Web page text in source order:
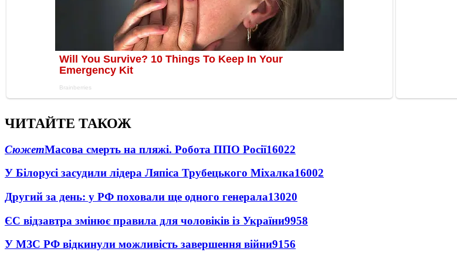
ЧИТАЙТЕ ТАКОЖ
СюжетМасова смерть на пляжі. Робота ППО Росії16022
У Білорусі засудили лідера Ляпіса Трубецького Міхалка16002
Другий за день: у РФ поховали ще одного генерала13020
ЄС відзавтра змінює правила для чоловіків із України9958
У МЗС РФ відкинули можливість завершення війни9156